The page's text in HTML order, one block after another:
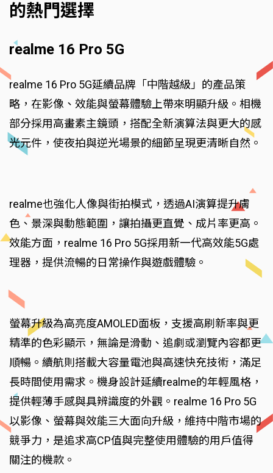
的熱門選擇
realme 16 Pro 5G
realme 16 Pro 5G延續品牌「中階越級」的產品策
略，在影像、效能與螢幕體驗上帶來明顯升級。相機
部分採用高畫素主鏡頭，搭配全新演算法與更大的感
光元件，使夜拍與逆光場景的細節呈現更清晰自然。
realme也強化人像與街拍模式，透過AI演算提升膚
色、景深與動態範圍，讓拍攝更直覺、成片率更高。
效能方面，realme 16 Pro 5G採用新一代高效能5G處
理器，提供流暢的日常操作與遊戲體驗。
螢幕升級為高亮度AMOLED面板，支援高刷新率與更
精準的色彩顯示，無論是滑動、追劇或瀏覽內容都更
順暢。續航則搭載大容量電池與高速快充技術，滿足
長時間使用需求。機身設計延續realme的年輕風格，
提供輕薄手感與具辨識度的外觀。realme 16 Pro 5G
以影像、螢幕與效能三大面向升級，維持中階市場的
競爭力，是追求高CP值與完整使用體驗的用戶值得
關注的機款。